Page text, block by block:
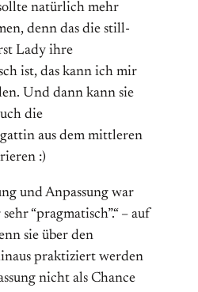
natürlich mehr
denn das die still-
Lady ihre
ist, das kann ich mir
Und dann kann sie
die
aus dem mittleren
:)
und Anpassung war
“pragmatisch”.“ – auf
sie über den
praktiziert werden
nicht als Chance